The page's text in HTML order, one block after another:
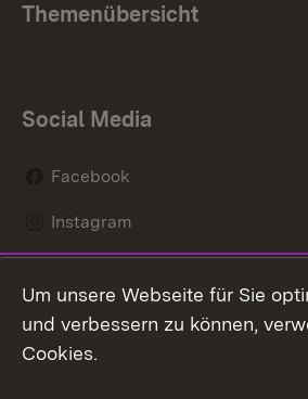
Themenübersicht
Social Media
Facebook
Instagram
Mastodon
Youtube
Um unsere Webseite für Sie
und verbessern zu können,
Cookies.